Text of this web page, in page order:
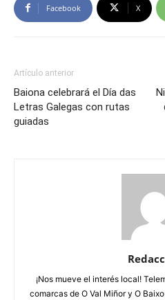
Facebook X
Artículo anterior
Baiona celebrará el Día das
Letras Galegas con rutas
guiadas
¡Nos mueve el interés local!
comarcas de O Val Miñor y O